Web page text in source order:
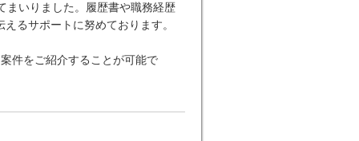
まいりました。履歴書や職務経歴
るサポートに努めております。
件をご紹介することが可能で